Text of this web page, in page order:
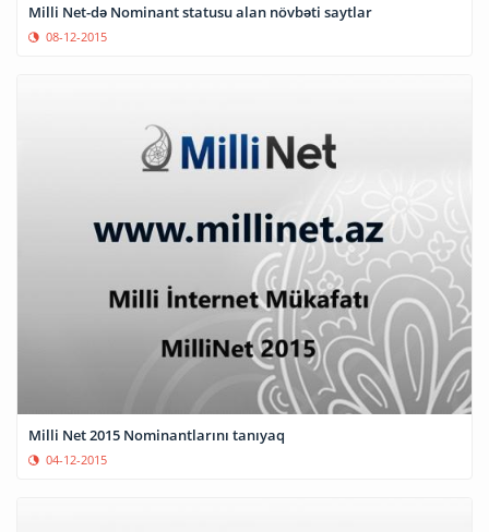
Milli Net-də Nominant statusu alan növbəti saytlar
08-12-2015
Milli Net 2015 Nominantlarını tanıyaq
04-12-2015